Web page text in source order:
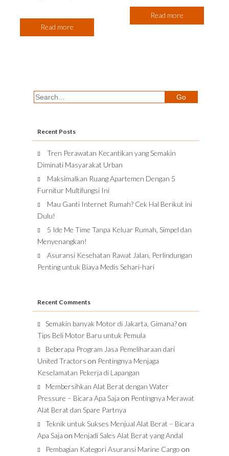
Read more
Read more
Recent Posts
Tren Perawatan Kecantikan yang Semakin
Diminati Masyarakat Urban
Maksimalkan Ruang Apartemen Dengan 5
Furnitur Multifungsi Ini
Mau Ganti Internet Rumah? Cek Hal Berikut ini
Dulu!
5 Ide Me Time Tanpa Keluar Rumah, Simpel dan
Menyenangkan!
Asuransi Kesehatan Rawat Jalan, Perlindungan
Penting untuk Biaya Medis Sehari-hari
Recent Comments
Semakin banyak Motor di Jakarta, Gimana?on
Tips Beli Motor Baru untuk Pemula
Beberapa Program Jasa Pemeliharaan dari
United Tractors on Pentingnya Menjaga
Keselamatan Pekerja di Lapangan
Membersihkan Alat Berat dengan Water
Pressure – Bicara Apa Saja on Pentingnya Merawat
Alat Berat dan Spare Partnya
Teknik untuk Sukses Menjual Alat Berat – Bicara
Apa Saja on Menjadi Sales Alat Berat yang Andal
Pembagian Kategori Asuransi Marine Cargo on